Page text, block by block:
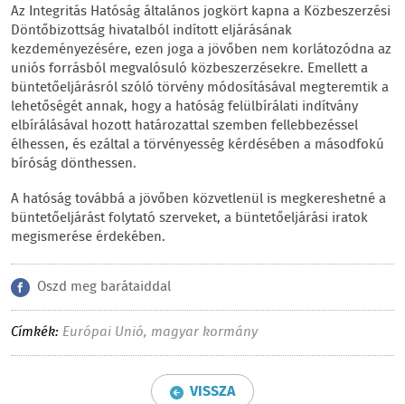
Az Integritás Hatóság általános jogkört kapna a Közbeszerzési
Döntőbizottság hivatalból indított eljárásának
kezdeményezésére, ezen joga a jövőben nem korlátozódna az
uniós forrásból megvalósuló közbeszerzésekre. Emellett a
büntetőeljárásról szóló törvény módosításával megteremtik a
lehetőségét annak, hogy a hatóság felülbírálati indítvány
elbírálásával hozott határozattal szemben fellebbezéssel
élhessen, és ezáltal a törvényesség kérdésében a másodfokú
bíróság dönthessen.
A hatóság továbbá a jövőben közvetlenül is megkereshetné a
büntetőeljárást folytató szerveket, a büntetőeljárási iratok
megismerése érdekében.
Oszd meg barátaiddal
Címkék: Európai Unió, magyar kormány
VISSZA